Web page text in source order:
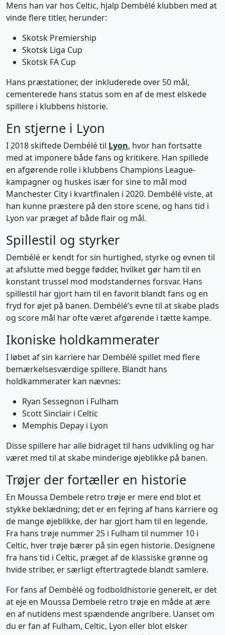
Mens han var hos Celtic, hjalp Dembélé klubben med at
vinde flere titler, herunder:
Skotsk Premiership
Skotsk Liga Cup
Skotsk FA Cup
Hans præstationer, der inkluderede over 50 mål,
cementerede hans status som en af de mest elskede
spillere i klubbens historie.
En stjerne i Lyon
I 2018 skiftede Dembélé til Lyon, hvor han fortsatte
med at imponere både fans og kritikere. Han spillede
en afgørende rolle i klubbens Champions League-
kampagner og huskes især for sine to mål mod
Manchester City i kvartfinalen i 2020. Dembélé viste, at
han kunne præstere på den store scene, og hans tid i
Lyon var præget af både flair og mål.
Spillestil og styrker
Dembélé er kendt for sin hurtighed, styrke og evnen til
at afslutte med begge fødder, hvilket gør ham til en
konstant trussel mod modstandernes forsvar. Hans
spillestil har gjort ham til en favorit blandt fans og en
fryd for øjet på banen. Dembélé’s evne til at skabe plads
og score mål har ofte været afgørende i tætte kampe.
Ikoniske holdkammerater
I løbet af sin karriere har Dembélé spillet med flere
bemærkelsesværdige spillere. Blandt hans
holdkammerater kan nævnes:
Ryan Sessegnon i Fulham
Scott Sinclair i Celtic
Memphis Depay i Lyon
Disse spillere har alle bidraget til hans udvikling og har
været med til at skabe minderige øjeblikke på banen.
Trøjer der fortæller en historie
En Moussa Dembele retro trøje er mere end blot et
stykke beklædning; det er en fejring af hans karriere og
de mange øjeblikke, der har gjort ham til en legende.
Fra hans trøje nummer 25 i Fulham til nummer 10 i
Celtic, hver trøje bærer på sin egen historie. Designene
fra hans tid i Celtic, præget af de klassiske grønne og
hvide striber, er særligt eftertragtede blandt samlere.
For fans af Dembélé og fodboldhistorie generelt, er det
at eje en Moussa Dembele retro trøje en måde at ære
en af nutidens mest spændende angribere. Uanset om
du er fan af Fulham, Celtic, Lyon eller blot elsker